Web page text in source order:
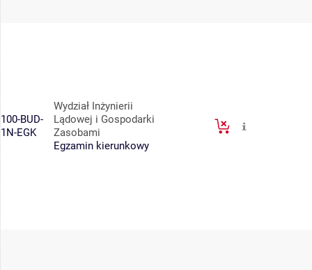
100-BUD-
1N-EGK
Wydział Inżynierii
Lądowej i Gospodarki
Zasobami
Egzamin kierunkowy